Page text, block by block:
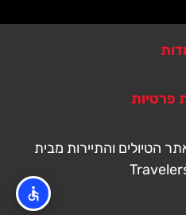
פרטיות
הטיולים והתיירות מבית